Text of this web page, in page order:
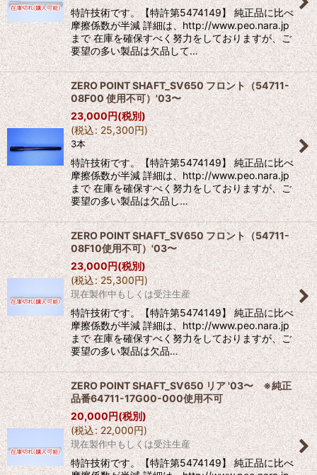
特許技術です。【特許第5474149】 純正品に比べ
摩擦係数が半減 詳細は、http://www.peo.nara.jp
まで 在庫を確保すべく努力をしておりますが、ご
要望の多い製品は欠品して…
ZERO POINT SHAFT_SV650 フロント（54711-
08F00 使用不可）'03〜
23,000円(税別)
(税込: 25,300円)
3本
特許技術です。【特許第5474149】 純正品に比べ
摩擦係数が半減 詳細は、http://www.peo.nara.jp
まで 在庫を確保すべく努力をしておりますが、ご
要望の多い製品は欠品し…
ZERO POINT SHAFT_SV650 フロント（54711-
08F10使用不可）'03〜
23,000円(税別)
(税込: 25,300円)
現在製作中もしくは受注生産
特許技術です。【特許第5474149】 純正品に比べ
摩擦係数が半減 詳細は、http://www.peo.nara.jp
まで 在庫を確保すべく努力をしておりますが、ご
要望の多い製品は欠品…
ZERO POINT SHAFT_SV650 リア '03〜 ※純正
品番64711-17G00-000使用不可
20,000円(税別)
(税込: 22,000円)
現在製作中もしくは受注生産
特許技術です。【特許第5474149】 純正品に比べ